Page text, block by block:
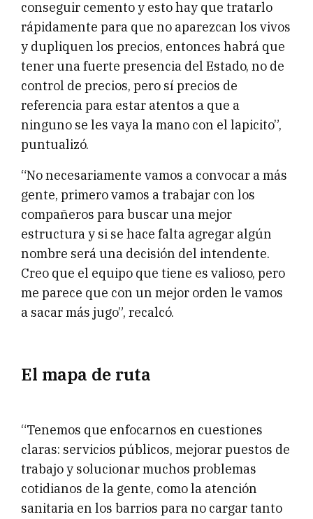
conseguir cemento y esto hay que tratarlo
rápidamente para que no aparezcan los vivos
y dupliquen los precios, entonces habrá que
tener una fuerte presencia del Estado, no de
control de precios, pero sí precios de
referencia para estar atentos a que a
ninguno se les vaya la mano con el lapicito”,
puntualizó.
“No necesariamente vamos a convocar a más
gente, primero vamos a trabajar con los
compañeros para buscar una mejor
estructura y si se hace falta agregar algún
nombre será una decisión del intendente.
Creo que el equipo que tiene es valioso, pero
me parece que con un mejor orden le vamos
a sacar más jugo”, recalcó.
El mapa de ruta
“Tenemos que enfocarnos en cuestiones
claras: servicios públicos, mejorar puestos de
trabajo y solucionar muchos problemas
cotidianos de la gente, como la atención
sanitaria en los barrios para no cargar tanto